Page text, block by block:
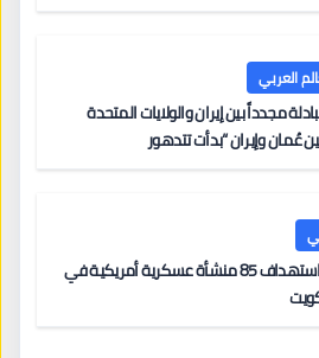
العربي
مجدداً بين إيران والولايات المتحدة
عُمان وإيران “بدأت تتدهور
إيران تؤكد استهداف 85 منشأة عسكرية أمريكية في